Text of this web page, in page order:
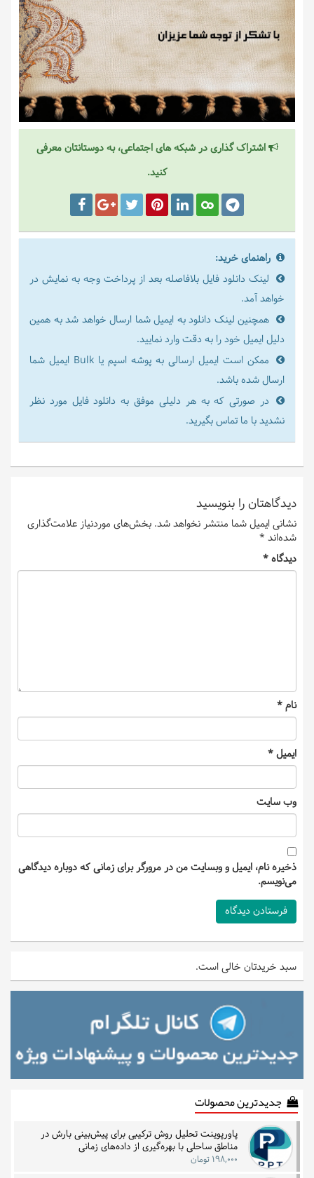
اشتراک گذاری در شبکه های اجتماعی، به دوستانتان معرفی
کنید.
راهنمای خرید:
لینک دانلود فایل بلافاصله بعد از پرداخت وجه به نمایش در
خواهد آمد.
همچنین لینک دانلود به ایمیل شما ارسال خواهد شد به همین
دلیل ایمیل خود را به دقت وارد نمایید.
ممکن است ایمیل ارسالی به پوشه اسپم یا Bulk ایمیل شما
ارسال شده باشد.
در صورتی که به هر دلیلی موفق به دانلود فایل مورد نظر
نشدید با ما تماس بگیرید.
دیدگاهتان را بنویسید
نشانی ایمیل شما منتشر نخواهد شد. بخش‌های موردنیاز علامت‌گذاری
شده‌اند *
دیدگاه*
نام*
ایمیل*
وب‌ سایت
ذخیره نام، ایمیل و وبسایت من در مرورگر برای زمانی که دوباره دیدگاهی
می‌نویسم.
سبد خریدتان خالی است.
جدیدترین محصولات
پاورپوینت تحلیل روش ترکیبی برای پیش‌بینی بارش در
مناطق ساحلی با بهره‌گیری از داده‌های زمانی
۱۹۸,۰۰۰ تومان